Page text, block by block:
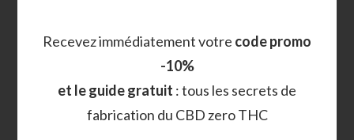
Recevez immédiatement votre code promo
-10%
et le guide gratuit : tous les secrets de
fabrication du CBD zero THC